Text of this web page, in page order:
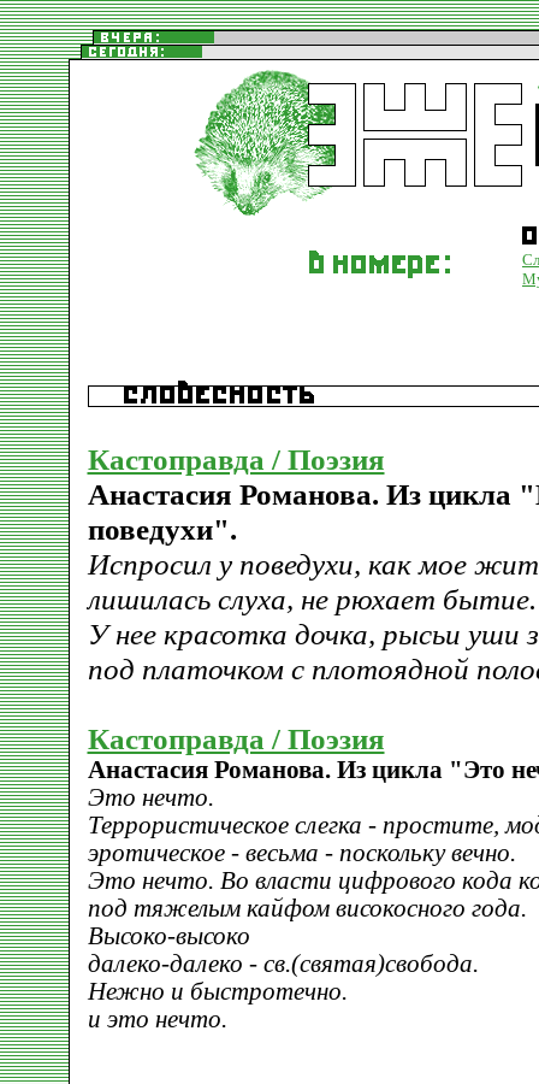
Кастоправда / Поэзия
Анастасия Романова. Из цикла
поведухи".
Испросил у поведухи, как мое
лишилась слуха, не рюхает бытие.
У нее красотка дочка, рысьи уши
под платочком с плотоядной
Кастоправда / Поэзия
Анастасия Романова. Из цикла "Это
Это нечто.
Террористическое слегка - простите,
эротическое - весьма - поскольку вечно.
Это нечто. Во власти цифрового кода
под тяжелым кайфом високосного года.
Высоко-высоко
далеко-далеко - св.(святая)свобода.
Нежно и быстротечно.
и это нечто.